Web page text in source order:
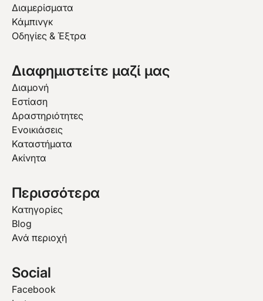
Διαμερίσματα
Κάμπινγκ
Οδηγίες & Έξτρα
Διαφημιστείτε μαζί μας
Διαμονή
Εστίαση
Δραστηριότητες
Ενοικιάσεις
Καταστήματα
Ακίνητα
Περισσότερα
Κατηγορίες
Blog
Ανά περιοχή
Social
Facebook